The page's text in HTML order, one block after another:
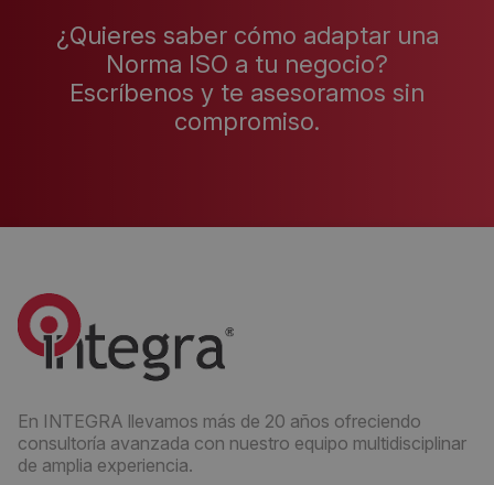
¿Quieres saber cómo adaptar una
Norma ISO a tu negocio?
Escríbenos y te asesoramos sin
compromiso.
En INTEGRA llevamos más de 20 años ofreciendo
consultoría avanzada con nuestro equipo multidisciplinar
de amplia experiencia.